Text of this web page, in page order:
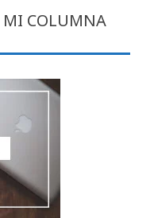
MI COLUMNA